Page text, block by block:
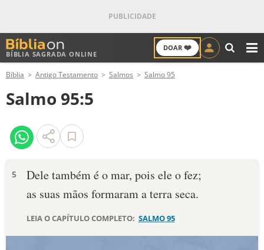
BÍBLIA SAGRADA ONLINE
DOAR ❤️
ANTIGO TESTAMENTO
NOVO TESTAMENTO
VERSÍCULOS
PALAVRA DO DIA
Bíblia Antigo Testamento Salmos Salmo 95
Salmo 95:5
5
Dele também é o mar, pois ele o fez;
as suas mãos formaram a terra seca.
LEIA O CAPÍTULO COMPLETO: SALMO 95